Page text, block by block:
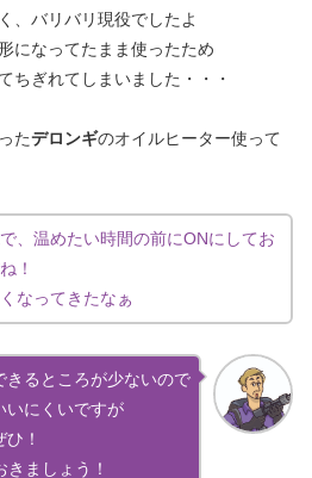
、バリバリ現役でしたよ
になってたまま使ったため
ちぎれてしまいました・・・
たデロンギのオイルヒーター使って
、温めたい時間の前にONにしてお
！
なってきたなぁ
きるところが少ないので
いにくいですが
！
ましょう！